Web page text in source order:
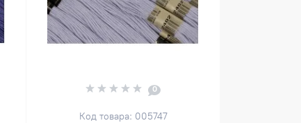
0
Код товара: 005747